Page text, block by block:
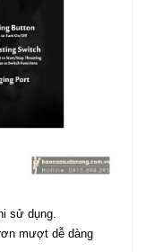
sử dụng.
mượt dễ dàng